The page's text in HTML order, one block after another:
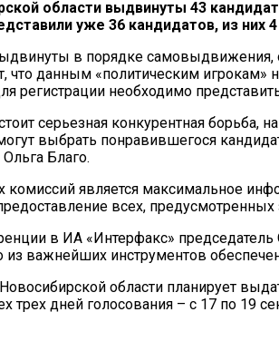
области выдвинуты 43
уже 36 кандидатов, из них
в порядке
что данным «политическим
регистрации необходимо
серьезная конкурентная борьба,
выбрать понравившегося
Благо.
является максимальное
всех,
в ИА «Интерфакс»
важнейших инструментов
области планирует
трех дней голосования – с 17 по 19